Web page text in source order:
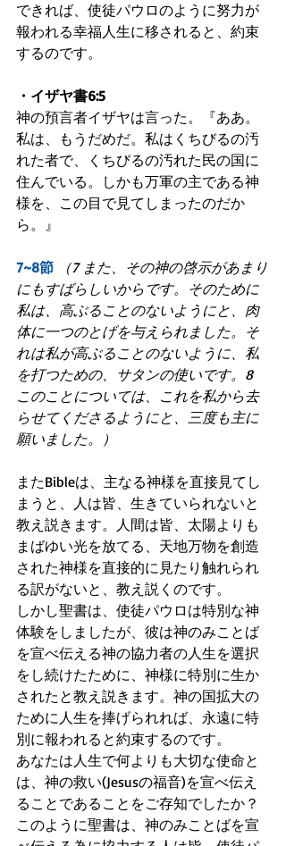
できれば、使徒パウロのように努力が
報われる幸福人生に移されると、約束
するのです。
・イザヤ書6:5
神の預言者イザヤは言った。『ああ。
私は、もうだめだ。私はくちびるの汚
れた者で、くちびるの汚れた民の国に
住んでいる。しかも万軍の主である神
様を、この目で見てしまったのだか
ら。』
7~8節
（7 また、その神の啓示があまり
にもすばらしいからです。そのために
私は、高ぶることのないようにと、肉
体に一つのとげを与えられました。そ
れは私が高ぶることのないように、私
を打つための、サタンの使いです。8
このことについては、これを私から去
らせてくださるようにと、三度も主に
願いました。）
またBibleは、主なる神様を直接見てし
まうと、人は皆、生きていられないと
教え説きます。人間は皆、太陽よりも
まばゆい光を放てる、天地万物を創造
された神様を直接的に見たり触れられ
る訳がないと、教え説くのです。
しかし聖書は、使徒パウロは特別な神
体験をしましたが、彼は神のみことば
を宣べ伝える神の協力者の人生を選択
をし続けたために、神様に特別に生か
されたと教え説きます。神の国拡大の
ために人生を捧げられれば、永遠に特
別に報われると約束するのです。
あなたは人生で何よりも大切な使命と
は、神の救い(Jesusの福音)を宣べ伝え
ることであることをご存知でしたか？
このように聖書は、神のみことばを宣